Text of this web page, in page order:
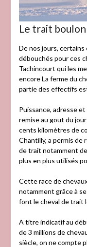
Le trait
De nos jours,
débouchés pour ces
Tachincourt qui les
encore La ferme du
partie des effectifs
Puissance, adresse
remise au gout du jour
cents kilomètres de
Chantilly, a permis de
de trait notamment
plus en plus utilisés
Cette race de
notamment grâce à
font le cheval de trait
A titre indicatif au
de 3 millions de
siècle, on ne compte